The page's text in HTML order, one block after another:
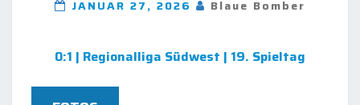
JANUAR 27, 2026 Blaue Bomber
0:1 | Regionalliga Südwest | 19. Spieltag